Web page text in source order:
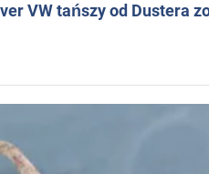
VW tańszy od Dustera